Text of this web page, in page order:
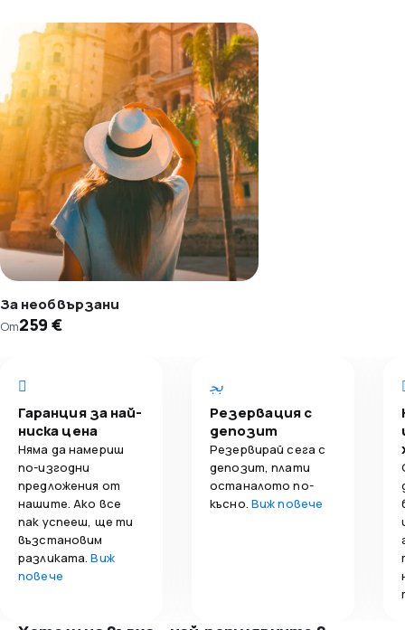
За необвързани
От259 €
Гаранция за най-
ниска цена
Няма да намериш
по-изгодни
предложения от
нашите. Ако все
пак успееш, ще ти
възстановим
разликата.Виж
повече
Резервация с
депозит
Резервирай сега с
депозит, плати
останалото по-
късно. Виж повече